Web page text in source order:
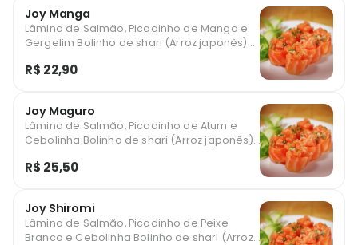
Joy Manga
Lâmina de Salmão, Picadinho de Manga e
Gergelim Bolinho de shari (Arroz japonês)
R$ 22,90
Joy Maguro
Lâmina de Salmão, Picadinho de Atum e
Cebolinha Bolinho de shari (Arroz japonês)
R$ 25,50
Joy Shiromi
Lâmina de Salmão, Picadinho de Peixe
Branco e Cebolinha Bolinho de shari (Arroz